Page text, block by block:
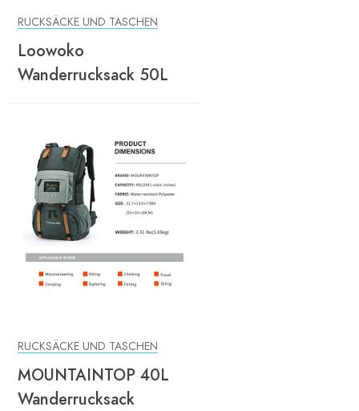
RUCKSÄCKE UND TASCHEN
Loowoko
Wanderrucksack 50L
RUCKSÄCKE UND TASCHEN
MOUNTAINTOP 40L
Wanderrucksack